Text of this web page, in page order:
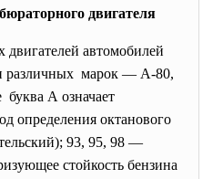
двигателя
автомобилей
различных марок — А-80,
А означает
определения октанового
93, 95, 98 —
стойкость бензина